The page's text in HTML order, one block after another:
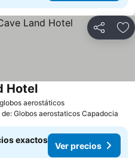
Compartir
aerostáticos
Hotel
Globos aerostaticos Capadocia
exactos
Ver precios